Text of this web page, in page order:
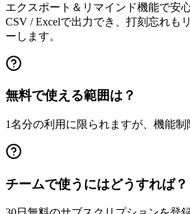
エクスポート＆リマインド機能で安
CSV / Excelで出力でき、打刻忘れも
ーします。
無料で使える範囲は？
1名分の利用に限られますが、機能制
チームで使うにはどうすれば？